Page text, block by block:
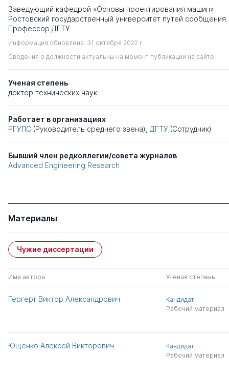
Заведующий кафедрой «Основы проектирования машин»
Ростовский государственный университет путей сообщения.
Профессор ДГТУ
Информация обновлена: 31 октября 2022 г.
Сведения о должности актуальны на момент публикации на сайте
Ученая степень
доктор технических наук
Работает в организациях
РГУПС (Руководитель среднего звена), ДГТУ (Сотрудник)
Бывший член редколлегии/совета журналов
Advanced Engineering Research
Материалы
Чужие диссертации
Имя автора Ученая степень
Гергерт Виктор Александрович
Кандидат
Рабочий материал
Ющенко Алексей Викторович
Кандидат
Рабочий материал